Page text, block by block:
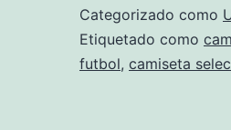
Categorizado como
Etiquetado como
futbol, camiseta